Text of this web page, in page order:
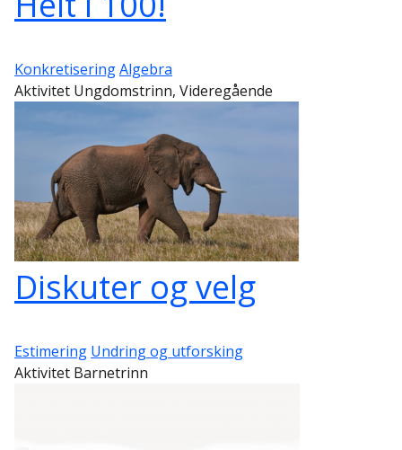
KonkretiseringAlgebra
Aktivitet Ungdomstrinn, Videregående
Diskuter og velg
Estimering Undring og utforsking
Aktivitet Barnetrinn